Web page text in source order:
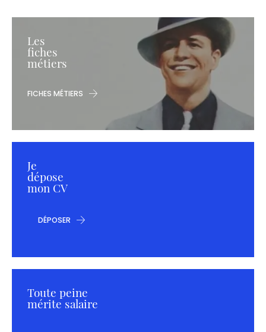
Les
fiches
métiers
FICHES MÉTIERS
Je
dépose
mon CV
DÉPOSER
Toute peine
mérite salaire